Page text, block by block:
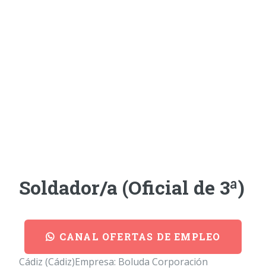
Soldador/a (Oficial de 3ª)
CANAL OFERTAS DE EMPLEO
Cádiz (Cádiz)Empresa: Boluda Corporación